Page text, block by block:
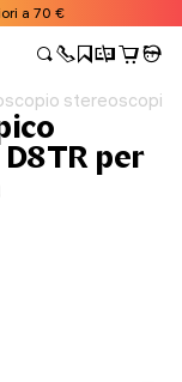
a 70 €
per